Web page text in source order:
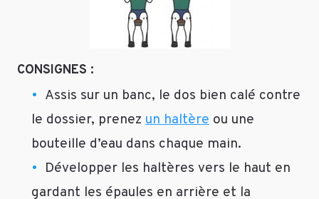
CONSIGNES :
Assis sur un banc, le dos bien calé contre
le dossier, prenez un haltère ou une
bouteille d’eau dans chaque main.
Développer les haltères vers le haut en
gardant les épaules en arrière et la